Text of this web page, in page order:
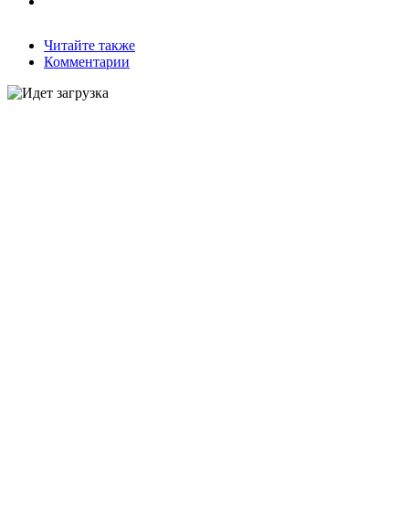
Читайте также
Комментарии